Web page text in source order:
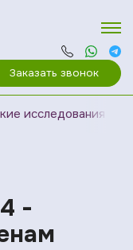
Заказать звонок
исследования
-